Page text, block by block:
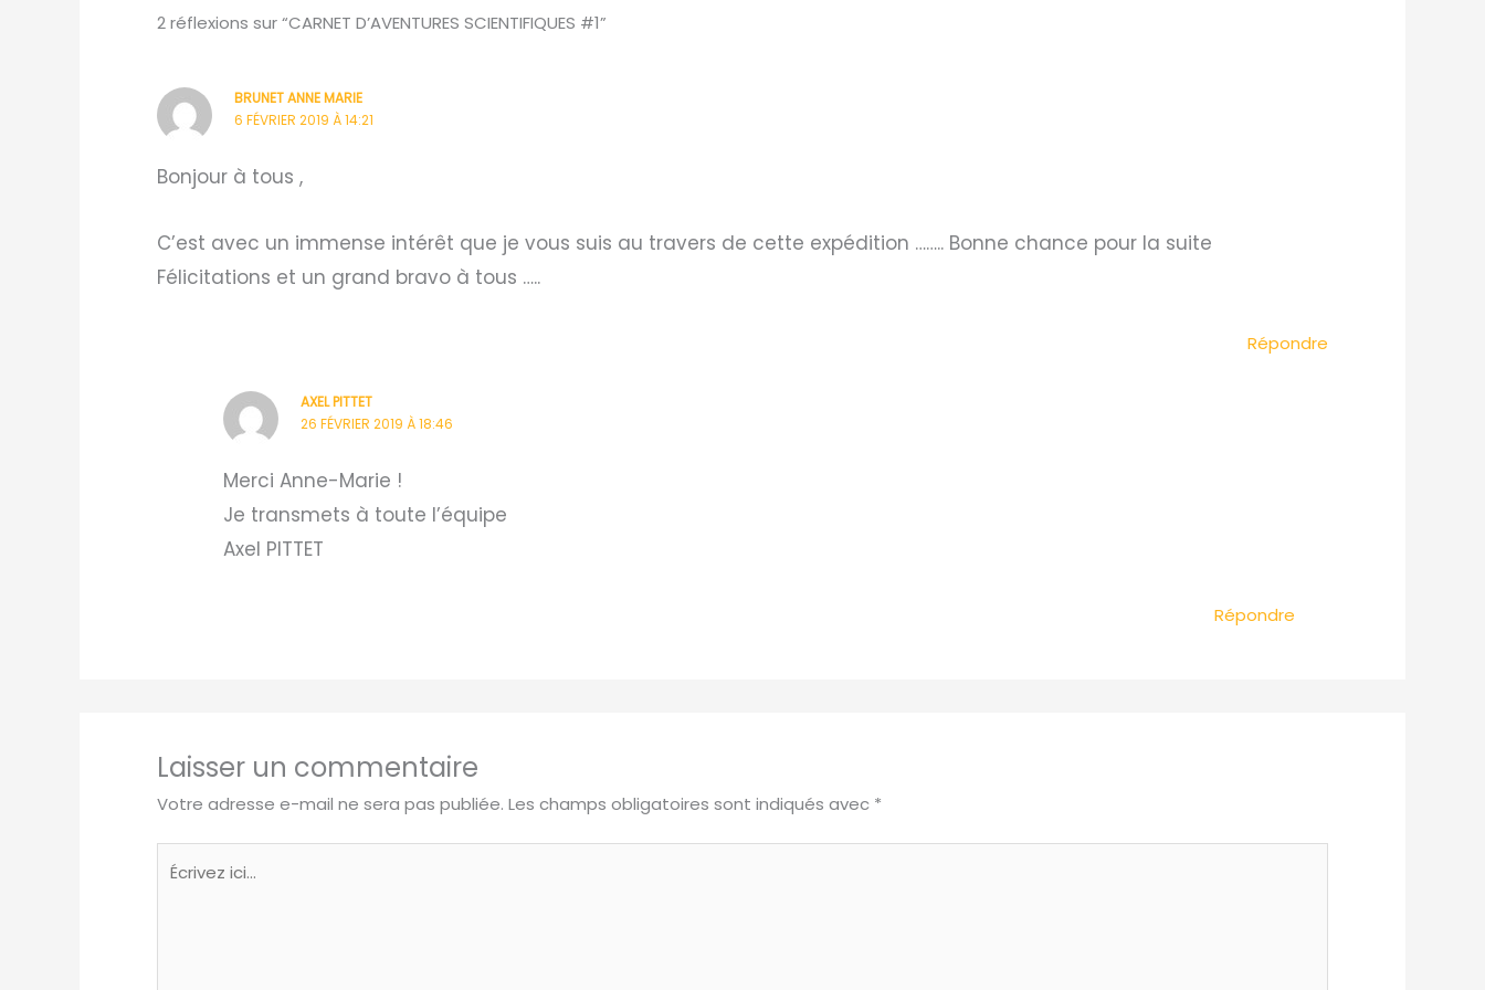
2 réflexions sur “CARNET D’AVENTURES SCIENTIFIQUES #1”
BRUNET ANNE MARIE
6 FÉVRIER 2019 À 14:21
Bonjour à tous ,
C’est avec un immense intérêt que je vous suis au travers de cette expédition …….. Bonne chance pour la suite
Félicitations et un grand bravo à tous …..
Répondre
AXEL PITTET
26 FÉVRIER 2019 À 18:46
Merci Anne-Marie !
Je transmets à toute l’équipe
Axel PITTET
Répondre
Laisser un commentaire
Votre adresse e-mail ne sera pas publiée. Les champs obligatoires sont indiqués avec *